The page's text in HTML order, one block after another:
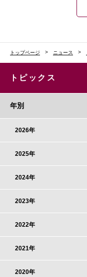
トップページ ニュース
トピックス
年別
2026年
2025年
2024年
2023年
2022年
2021年
2020年